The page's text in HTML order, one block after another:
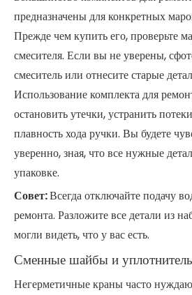
предназначены для конкретных
Прежде чем купить его, проверьте
смесителя. Если вы не уверены,
смеситель или отнесите старые
Использование комплекта для
остановить утечки, устранить
плавность хода ручки. Вы будете
уверенно, зная, что все нужные
упаковке.
Совет:Всегда отключайте подачу
ремонта. Разложите все детали из
могли видеть, что у вас есть.
Сменные шайбы и
Негерметичные краны часто